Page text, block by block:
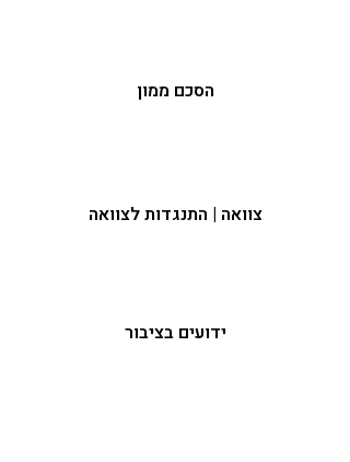
הסכם ממון
צוואה | התנגדות לצוואה
ידועים בציבור